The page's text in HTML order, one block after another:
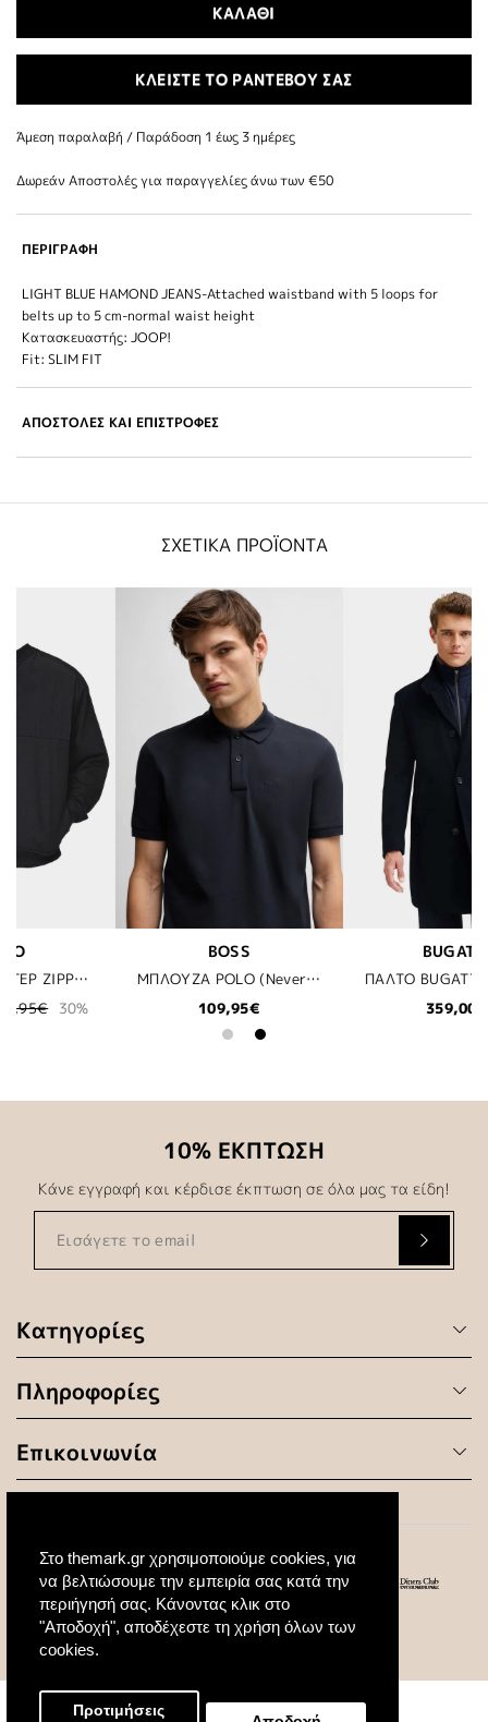
Στο themark.gr χρησιμοποιούμε cookies, για
να βελτιώσουμε την εμπειρία σας κατά την
περιήγησή σας. Κάνοντας κλικ στο
"Αποδοχή", αποδέχεστε τη χρήση όλων των
cookies.
Προτιμήσεις
ΚΑΛΑΘΙ
ΚΛΕΙΣΤΕ ΤΟ ΡΑΝΤΕΒΟΥ ΣΑΣ
Άμεση παραλαβή / Παράδoση 1 έως 3 ημέρες
Δωρεάν Αποστολές για παραγγελίες άνω των €50
ΠΕΡΙΓΡΑΦΗ
LIGHT BLUE HAMOND JEANS-Attached waistband with 5 loops for
belts up to 5 cm-normal waist height
Κατασκευαστής: JOOP!
Fit: SLIM FIT
ΑΠΟΣΤΟΛΕΣ ΚΑΙ ΕΠΙΣΤΡΟΦΕΣ
ΣΧΕΤΙΚΑ ΠΡΟΪΟΝΤΑ
ΜΠΛΟΥΖΑ POLO (Never Out of Stock) BOSS - 404 ΜΠΛΕ
ΠΑΛΤΟ BUGATTI - 390 ΜΠΛΕ
ΠΟΥΚΑΜΙΣΟ LES DEUX - 460460 DARK NAVY
50%
Κατηγορίες
Πληροφορίες
Επικοινωνία
10% ΕΚΠΤΩΣΗ
Κάνε εγγραφή και κέρδισε έκπτωση σε όλα μας τα είδη!
© 2020 All Rights Reserved. Created by